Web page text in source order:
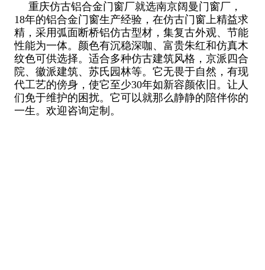
重庆仿古铝合金门窗厂就选南京阔曼门窗厂，
18年的铝合金门窗生产经验，在仿古门窗上精益求
精，采用弧面断桥铝仿古型材，集复古外观、节能
性能为一体。颜色有沉稳深咖、富贵朱红和仿真木
纹色可供选择。适合多种仿古建筑风格，京派四合
院、徽派建筑、苏氏园林等。它无畏于自然，有现
代工艺的傍身，使它至少30年如新容颜依旧。让人
们免于维护的困扰。它可以就那么静静的陪伴你的
一生。欢迎咨询定制。